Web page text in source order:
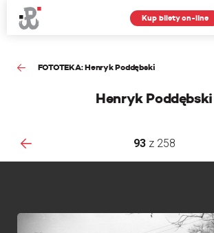
Kup bilety on-line
FOTOTEKA: Henryk Poddębski
Henryk Poddębski
93z 258